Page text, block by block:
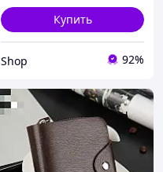
Купить
Shop 92%